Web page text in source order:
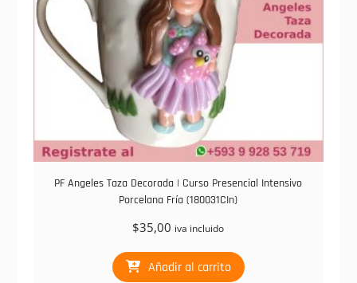
PF Angeles Taza Decorada | Curso Presencial Intensivo
Porcelana Fría (180031CIn)
$35,00 iva incluido
Añadir al carrito